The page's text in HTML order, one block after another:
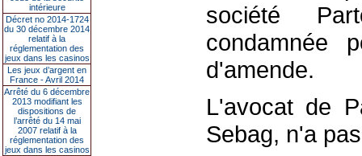
intérieure
Décret no 2014-1724
du 30 décembre 2014
relatif à la
réglementation des
jeux dans les casinos
Les jeux d’argent en
France - Avril 2014
Arrêté du 6 décembre
2013 modifiant les
dispositions de
l’arrêté du 14 mai
2007 relatif à la
réglementation des
jeux dans les casinos
société
condamnée
d'amende.
L'avocat de
Sebag, n'a